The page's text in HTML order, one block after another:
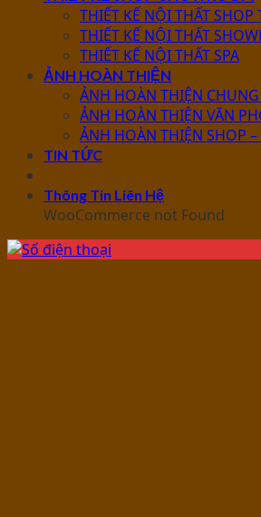
THIẾT KẾ NỘI THẤT SHOP
THIẾT KẾ NỘI THẤT
THIẾT KẾ NỘI THẤT SPA
ẢNH HOÀN THIỆN
ẢNH HOÀN THIỆN
ẢNH HOÀN THIỆN VĂN
ẢNH HOÀN THIỆN SHOP
TIN TỨC
Thông Tin Liên Hệ
WooCommerce not Found